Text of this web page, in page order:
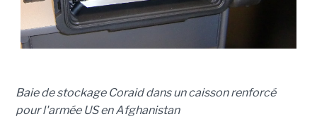
Baie de stockage Coraid dans un caisson renforcé
pour l'armée US en Afghanistan